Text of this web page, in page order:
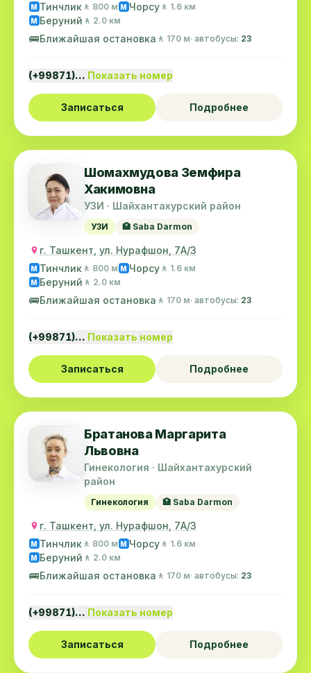
M Тинчлик 🚶 800 м M Чорсу 🚶 1.6 км
M Беруний 🚶 2.0 км
🚌Ближайшая остановка 🚶 170 м· автобусы: 23
(+99871)… Показать номер
Записаться Подробнее
Шомахмудова Земфира
Хакимовна
УЗИ · Шайхантахурский район
УЗИ 🏥 Saba Darmon
г. Ташкент, ул. Нурафшон, 7А/3
M Тинчлик 🚶 800 м M Чорсу 🚶 1.6 км
M Беруний 🚶 2.0 км
🚌Ближайшая остановка 🚶 170 м· автобусы: 23
(+99871)… Показать номер
Записаться Подробнее
Братанова Маргарита
Львовна
Гинекология · Шайхантахурский
район
Гинекология 🏥 Saba Darmon
г. Ташкент, ул. Нурафшон, 7А/3
M Тинчлик 🚶 800 м M Чорсу 🚶 1.6 км
M Беруний 🚶 2.0 км
🚌Ближайшая остановка 🚶 170 м· автобусы: 23
(+99871)… Показать номер
Записаться Подробнее